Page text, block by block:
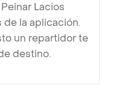
Lacios
de la aplicación.
un repartidor te
destino.